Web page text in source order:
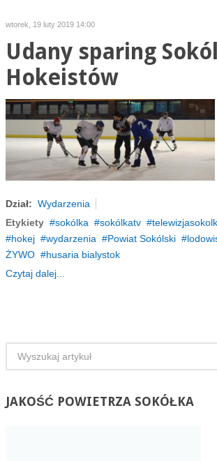
wtorek, 19 luty 2019 14:00
Udany sparing
Hokeistów
Dział: Wydarzenia
Etykiety
sokólka sokólkatv
hokej
wydarzenia Powiat Sokólski
ŻYWO
husaria bialystok
Czytaj dalej...
JAKOŚĆPOWIETRZA SOKÓŁKA